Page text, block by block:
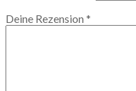
Deine Rezension *